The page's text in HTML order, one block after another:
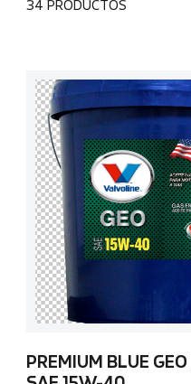
34 PRODUCTOS
PREMIUM BLUE